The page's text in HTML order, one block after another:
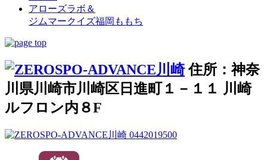
アローズラボ＆
ジムマークイズ福岡ももち
住所：神奈
川県川崎市川崎区日進町１－１１ 川崎
ルフロン内８F